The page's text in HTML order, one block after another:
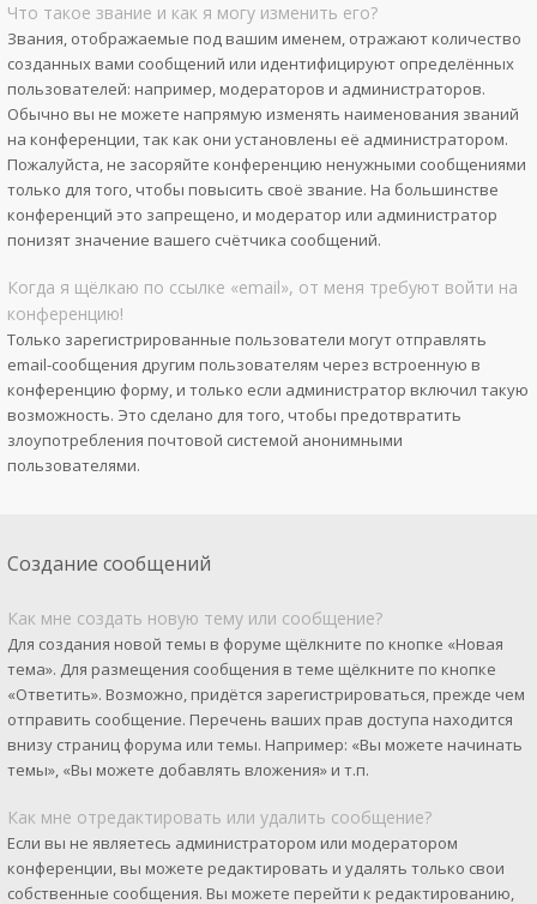
Что такое звание и как я могу изменить его?
Звания, отображаемые под вашим именем, отражают количество
созданных вами сообщений или идентифицируют определённых
пользователей: например, модераторов и администраторов.
Обычно вы не можете напрямую изменять наименования званий
на конференции, так как они установлены её администратором.
Пожалуйста, не засоряйте конференцию ненужными сообщениями
только для того, чтобы повысить своё звание. На большинстве
конференций это запрещено, и модератор или администратор
понизят значение вашего счётчика сообщений.
Когда я щёлкаю по ссылке «email», от меня требуют войти на
конференцию!
Только зарегистрированные пользователи могут отправлять
email-сообщения другим пользователям через встроенную в
конференцию форму, и только если администратор включил такую
возможность. Это сделано для того, чтобы предотвратить
злоупотребления почтовой системой анонимными
пользователями.
Создание сообщений
Как мне создать новую тему или сообщение?
Для создания новой темы в форуме щёлкните по кнопке «Новая
тема». Для размещения сообщения в теме щёлкните по кнопке
«Ответить». Возможно, придётся зарегистрироваться, прежде чем
отправить сообщение. Перечень ваших прав доступа находится
внизу страниц форума или темы. Например: «Вы можете начинать
темы», «Вы можете добавлять вложения» и т.п.
Как мне отредактировать или удалить сообщение?
Если вы не являетесь администратором или модератором
конференции, вы можете редактировать и удалять только свои
собственные сообщения. Вы можете перейти к редактированию,